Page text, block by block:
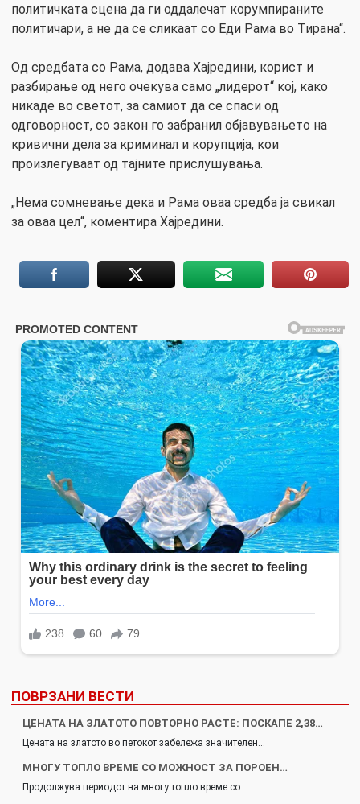
политичката сцена да ги оддалечат корумпираните
политичари, а не да се сликаат со Еди Рама во Тирана“.
Од средбата со Рама, додава Хајредини, корист и
разбирање од него очекува само „лидерот“ кој, како
никаде во светот, за самиот да се спаси од
одговорност, со закон го забранил објавувањето на
кривични дела за криминал и корупција, кои
произлегуваат од тајните прислушувања.
„Нема сомневање дека и Рама оваа средба ја свикал
за оваа цел“, коментира Хајредини.
ПОВРЗАНИ ВЕСТИ
ЦЕНАТА НА ЗЛАТОТО ПОВТОРНО РАСТЕ: ПОСКАПЕ 2,38…
Цената на златото во петокот забележа значителен…
МНОГУ ТОПЛО ВРЕМЕ СО МОЖНОСТ ЗА ПОРОЕН…
Продолжува периодот на многу топло време со…